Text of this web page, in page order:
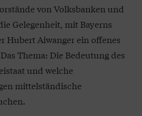
von Volksbanken und
Gelegenheit, mit Bayerns
Hubert Aiwanger ein offenes
Thema: Die Bedeutung des
und welche
mittelständische